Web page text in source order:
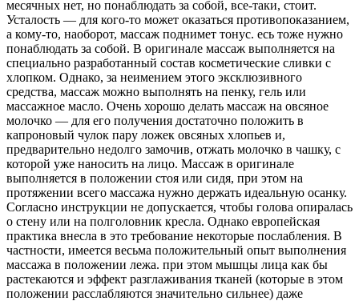
месячных нет, но понаблюдать за собой, все-таки, стоит.
Усталость — для кого-то может оказаться противопоказанием,
а кому-то, наоборот, массаж поднимет тонус. есь тоже нужно
понаблюдать за собой. В оригинале массаж выполняется на
специально разработанный состав косметические сливки с
хлопком. Однако, за неимением этого эксклюзивного
средства, массаж можно выполнять на пенку, гель или
массажное масло. Очень хорошо делать массаж на овсяное
молочко — для его получения достаточно положить в
капроновый чулок пару ложек овсяных хлопьев и,
предварительно недолго замочив, отжать молочко в чашку, с
которой уже наносить на лицо. Массаж в оригинале
выполняется в положении стоя или сидя, при этом на
протяжении всего массажа нужно держать идеальную осанку.
Согласно инструкции не допускается, чтобы голова опиралась
о стену или на полголовник кресла. Однако европейская
практика внесла в это требование некоторые послабления. В
частности, имеется весьма положительный опыт выполнения
массажа в положении лежа. при этом мышцы лица как бы
растекаются и эффект разглаживания тканей (которые в этом
положении расслабляются значительно сильнее) даже